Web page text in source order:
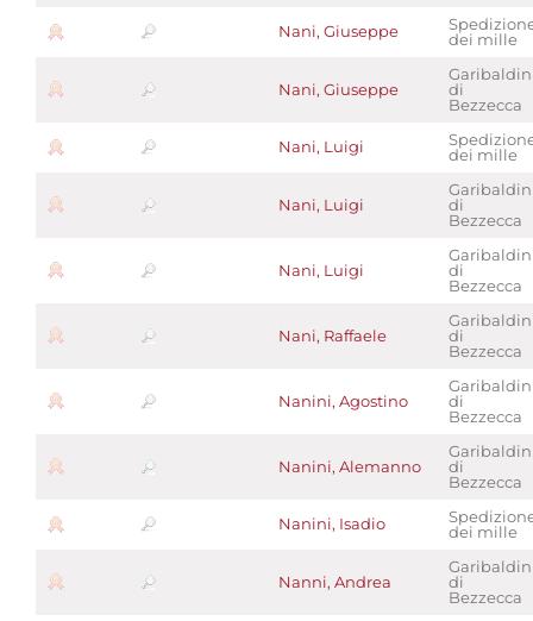
Nani, Giuseppe
dei mille
Nani, Giuseppe
di
Bezzecca
Nani, Luigi
dei mille
Nani, Luigi
di
Bezzecca
Nani, Luigi
di
Bezzecca
Nani, Raffaele
di
Bezzecca
Nanini, Agostino
di
Bezzecca
Nanini, Alemanno
di
Bezzecca
Nanini, Isadio
dei mille
Nanni, Andrea
di
Bezzecca